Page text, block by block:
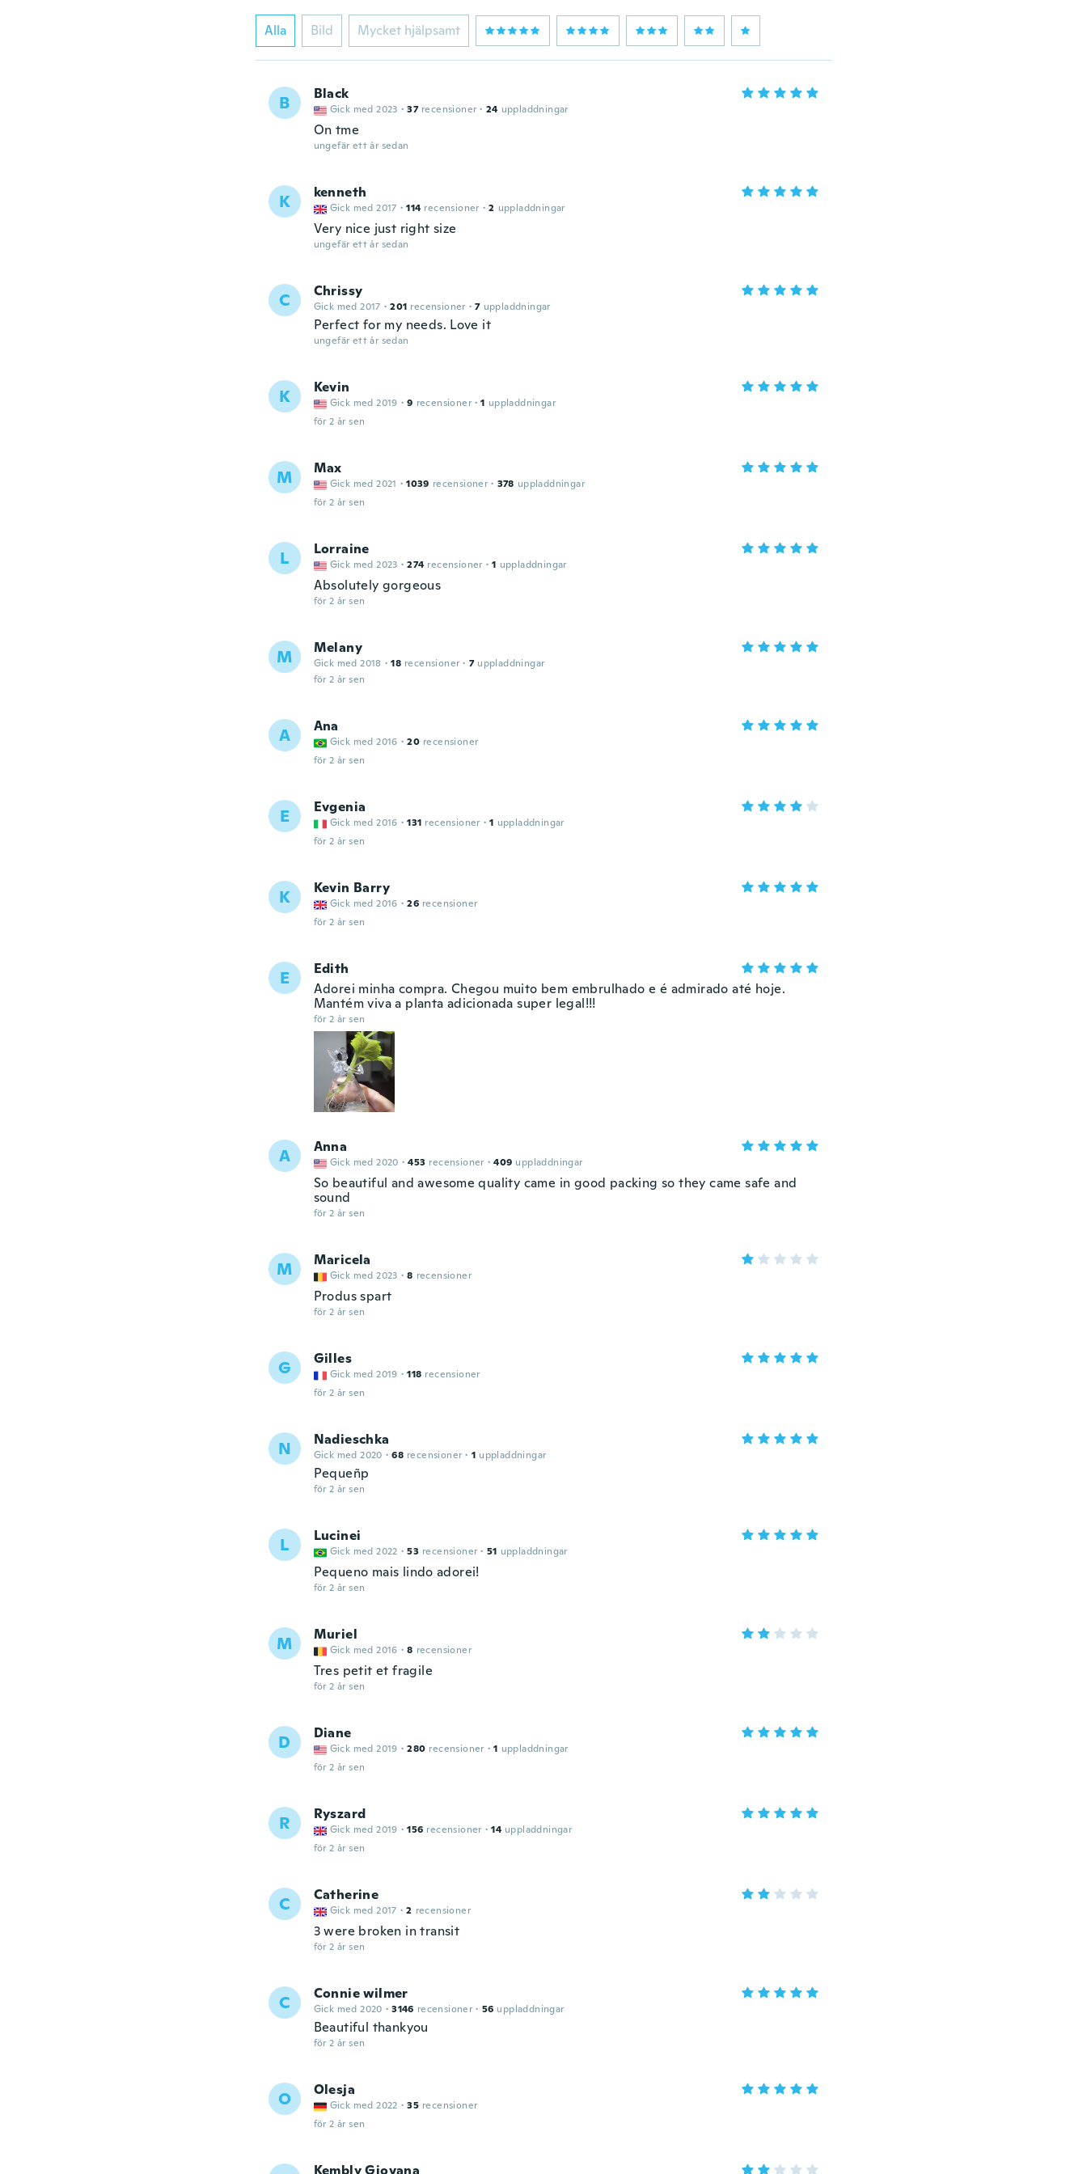
Alla Bild Mycket hjälpsamt
B Black
Gick med 2023 · 37 recensioner · 24 uppladdningar
On tme
ungefär ett år sedan
K kenneth
Gick med 2017 · 114 recensioner · 2 uppladdningar
Very nice just right size
ungefär ett år sedan
C Chrissy
Gick med 2017 · 201 recensioner · 7 uppladdningar
Perfect for my needs. Love it
ungefär ett år sedan
K Kevin
Gick med 2019 · 9 recensioner · 1 uppladdningar
för 2 år sen
M Max
Gick med 2021 · 1039 recensioner · 378 uppladdningar
för 2 år sen
L Lorraine
Gick med 2023 · 274 recensioner · 1 uppladdningar
Absolutely gorgeous
för 2 år sen
M Melany
Gick med 2018 · 18 recensioner · 7 uppladdningar
för 2 år sen
A Ana
Gick med 2016 · 20 recensioner
för 2 år sen
E Evgenia
Gick med 2016 · 131 recensioner · 1 uppladdningar
för 2 år sen
K Kevin Barry
Gick med 2016 · 26 recensioner
för 2 år sen
E
Edith
Adorei minha compra. Chegou muito bem embrulhado e é admirado até hoje.
Mantém viva a planta adicionada super legal!!!
för 2 år sen
A Anna
Gick med 2020 · 453 recensioner · 409 uppladdningar
So beautiful and awesome quality came in good packing so they came safe and
sound
för 2 år sen
M Maricela
Gick med 2023 · 8 recensioner
Produs spart
för 2 år sen
G Gilles
Gick med 2019 · 118 recensioner
för 2 år sen
N Nadieschka
Gick med 2020 · 68 recensioner · 1 uppladdningar
Pequeñp
för 2 år sen
L Lucinei
Gick med 2022 · 53 recensioner · 51 uppladdningar
Pequeno mais lindo adorei!
för 2 år sen
M Muriel
Gick med 2016 · 8 recensioner
Tres petit et fragile
för 2 år sen
D Diane
Gick med 2019 · 280 recensioner · 1 uppladdningar
för 2 år sen
R Ryszard
Gick med 2019 · 156 recensioner · 14 uppladdningar
för 2 år sen
C Catherine
Gick med 2017 · 2 recensioner
3 were broken in transit
för 2 år sen
C Connie wilmer
Gick med 2020 · 3146 recensioner · 56 uppladdningar
Beautiful thankyou
för 2 år sen
O Olesja
Gick med 2022 · 35 recensioner
för 2 år sen
Kembly Giovana